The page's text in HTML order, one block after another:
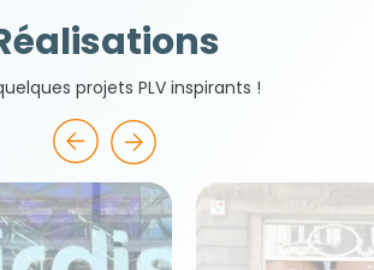
projets PLV inspirants !